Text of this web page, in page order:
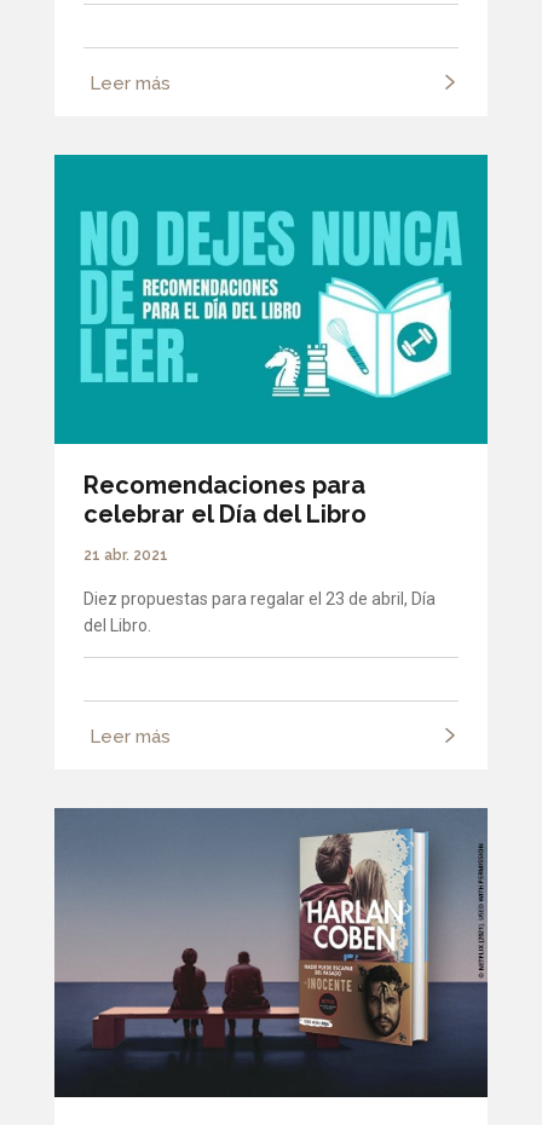
Leer más
Recomendaciones para
celebrar el Día del Libro
21 abr. 2021
Diez propuestas para regalar el 23 de abril, Día
del Libro.
Leer más